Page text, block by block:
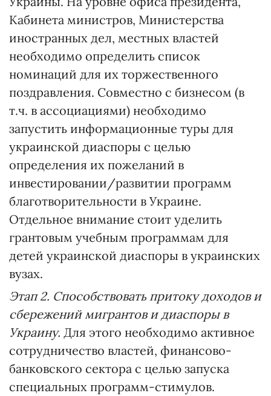
Кабинета министров, Министерства
иностранных дел, местных властей
необходимо определить список
номинаций для их торжественного
поздравления. Совместно с бизнесом (в
т.ч. в ассоциациями) необходимо
запустить информационные туры для
украинской диаспоры с целью
определения их пожеланий в
инвестировании/развитии программ
благотворительности в Украине.
Отдельное внимание стоит уделить
грантовым учебным программам для
детей украинской диаспоры в украинских
вузах.
Этап 2. Способствовать притоку доходов и
сбережений мигрантов и диаспоры в
Украину. Для этого необходимо активное
сотрудничество властей, финансово-
банковского сектора с целью запуска
специальных программ-стимулов.